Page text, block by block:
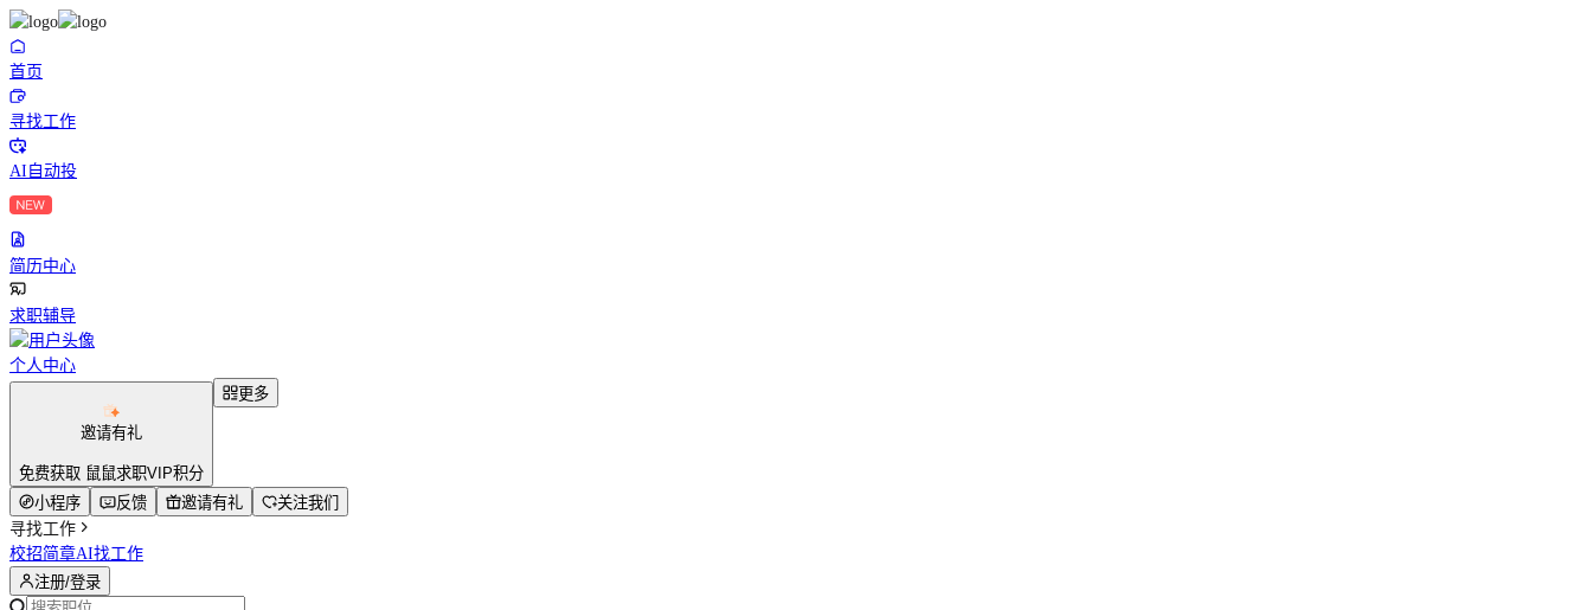
首页
寻找工作
AI自动投
简历中心
求职辅导
个人中心
邀请有礼
免费获取 鼠鼠求职VIP积分
更多
小程序 反馈 邀请有礼
关注我们
寻找工作
校招简章AI找工作
注册/登录